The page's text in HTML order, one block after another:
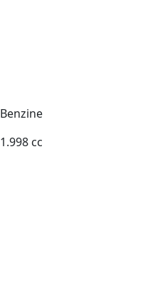
Benzine
1.998 cc